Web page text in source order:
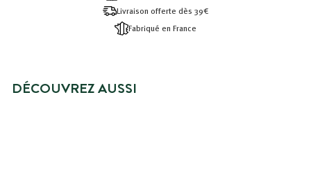
Livraison offerte dès 39€
Fabriqué en France
DÉCOUVREZ AUSSI